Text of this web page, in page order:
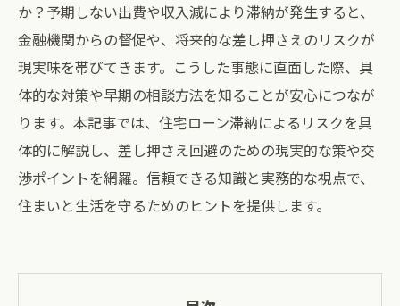
か？予期しない出費や収入減により滞納が発生すると、
金融機関からの督促や、将来的な差し押さえのリスクが
現実味を帯びてきます。こうした事態に直面した際、具
体的な対策や早期の相談方法を知ることが安心につなが
ります。本記事では、住宅ローン滞納によるリスクを具
体的に解説し、差し押さえ回避のための現実的な策や交
渉ポイントを網羅。信頼できる知識と実務的な視点で、
住まいと生活を守るためのヒントを提供します。